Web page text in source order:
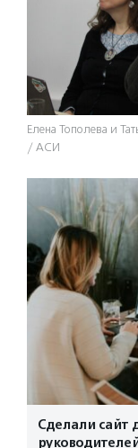
Елена Тополева и
/ АСИ
Сделали сайт